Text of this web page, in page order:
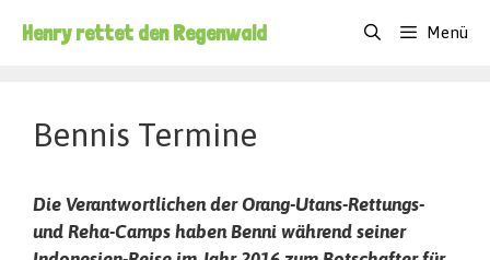
InhaltHenry rettet den Regenwald Menü
Bennis Termine
Die Verantwortlichen der Orang-Utans-Rettungs-
und Reha-Camps haben Benni während seiner